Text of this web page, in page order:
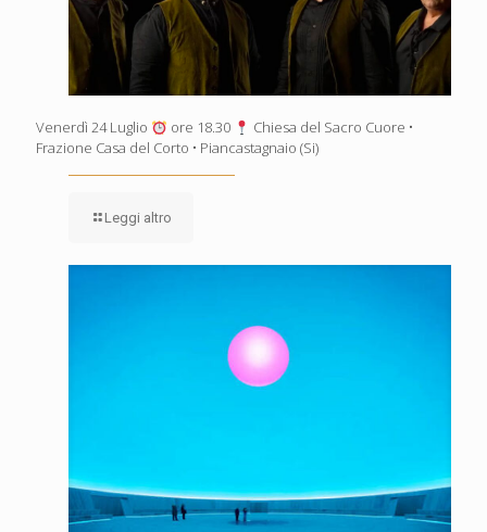
Venerdì 24 Luglio ore 18.30
Chiesa del Sacro Cuore •
Frazione Casa del Corto • Piancastagnaio (Si)
Leggi altro